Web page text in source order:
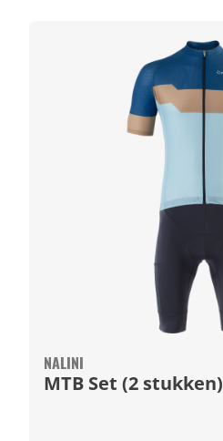
NALINI
MTB Set (2 stukken)